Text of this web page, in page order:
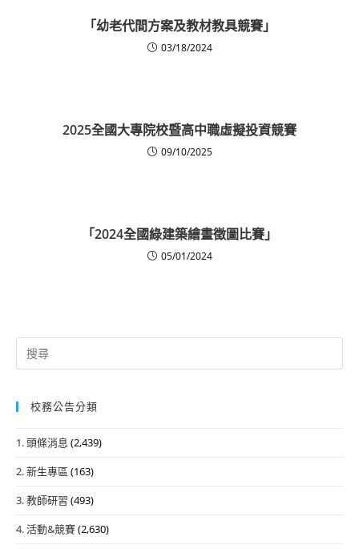
「幼老代間方案及教材教具競賽」
03/18/2024
2025全國大專院校暨高中職虛擬投資競賽
09/10/2025
「2024全國綠建築繪畫徵圖比賽」
05/01/2024
Search
for:
校務公告分類
1. 頭條消息 (2,439)
2. 新生專區 (163)
3. 教師研習 (493)
4. 活動&競賽(2,630)